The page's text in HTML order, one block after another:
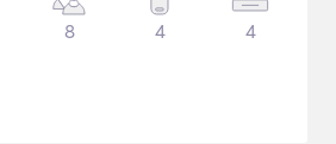
8 4 4